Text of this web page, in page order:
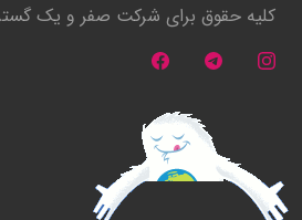
کلیه حقوق برای شرکت صفر و یک